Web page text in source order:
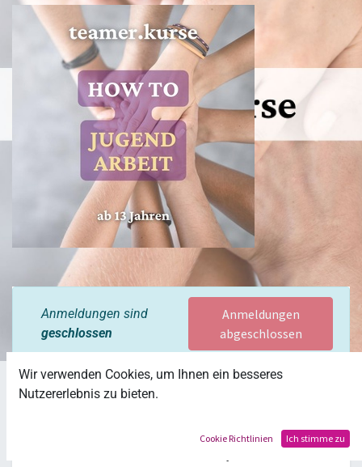
Anmeldungen sind
geschlossen
Anmeldungen
abgeschlossen
Schön, dass du dich für unser Angebot interessierst!
Wir verwenden Cookies, um Ihnen ein besseres
Nutzererlebnis zu bieten.
Cookie Richtlinien Ich stimme zu